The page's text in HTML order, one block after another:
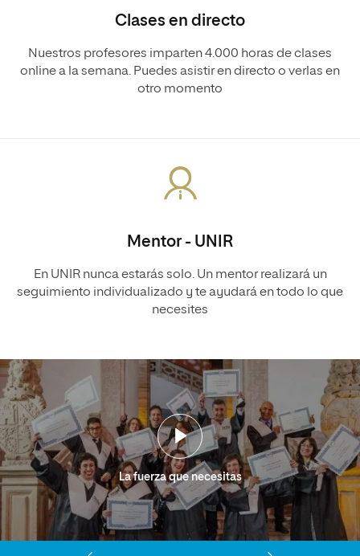
Clases en directo
Nuestros profesores imparten 4.000 horas de clases
online a la semana. Puedes asistir en directo o verlas en
otro momento
Mentor - UNIR
En UNIR nunca estarás solo. Un mentor realizará un
seguimiento individualizado y te ayudará en todo lo que
necesites
La fuerza que necesitas